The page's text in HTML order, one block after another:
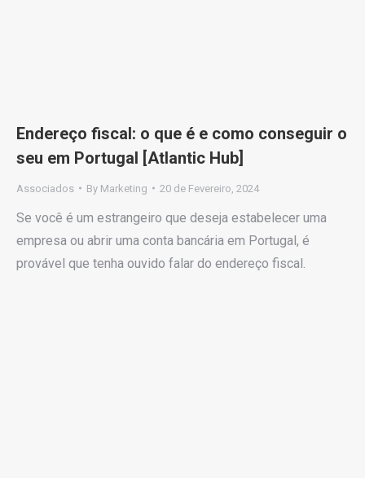
Endereço fiscal: o que é e como conseguir o
seu em Portugal [Atlantic Hub]
Associados By Marketing 20 de Fevereiro, 2024
Se você é um estrangeiro que deseja estabelecer uma
empresa ou abrir uma conta bancária em Portugal, é
provável que tenha ouvido falar do endereço fiscal.